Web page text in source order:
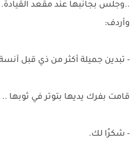
..وجلس بجانبها عند مقعد
وأردف:
- تبدين جميلة أكثر من ذي قبل
قامت بفرك يديها بتوتر في ثوبها ..
- شكرًا لك.